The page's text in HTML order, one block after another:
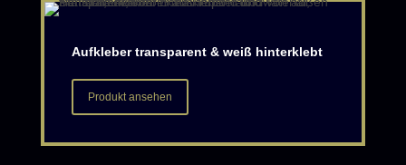
Aufkleber transparent & weiß hinterklebt
Produkt ansehen